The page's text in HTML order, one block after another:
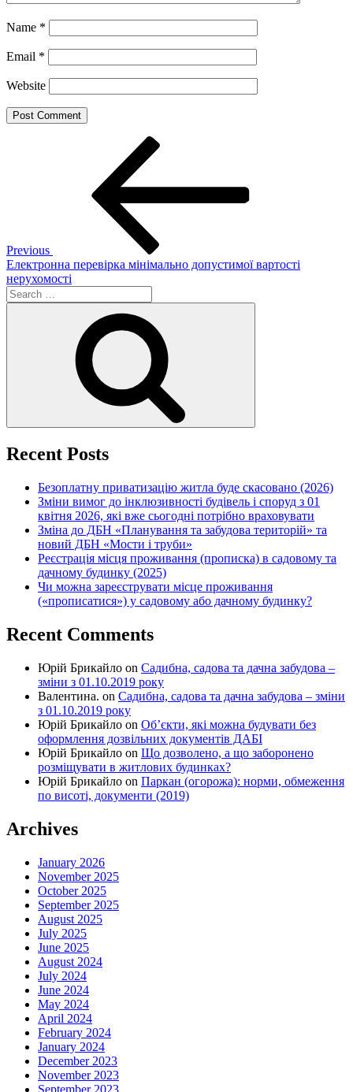
Name *
Email *
Website
Previous
Електронна перевірка мінімально допустимої вартості
нерухомості
Search
for:
Recent Posts
Безоплатну приватизацію житла буде скасовано (2026)
Зміни вимог до інклюзивності будівель і споруд з 01
квітня 2026, які вже сьогодні потрібно враховувати
Зміна до ДБН «Планування та забудова територій» та
новий ДБН «Мости і труби»
Реєстрація місця проживання (прописка) в садовому та
дачному будинку (2025)
Чи можна зареєструвати місце проживання
(«прописатися») у садовому або дачному будинку?
Recent Comments
Юрій Брикайло on Садибна, садова та дачна забудова –
зміни з 01.10.2019 року
Валентина. on Садибна, садова та дачна забудова – зміни
з 01.10.2019 року
Юрій Брикайло on Об’єкти, які можна будувати без
оформлення дозвільних документів ДАБІ
Юрій Брикайло on Що дозволено, а що заборонено
розміщувати в житлових будинках?
Юрій Брикайло on Паркан (огорожа): норми, обмеження
по висоті, документи (2019)
Archives
January 2026
November 2025
October 2025
September 2025
August 2025
July 2025
June 2025
August 2024
July 2024
June 2024
May 2024
April 2024
February 2024
January 2024
December 2023
November 2023
September 2023